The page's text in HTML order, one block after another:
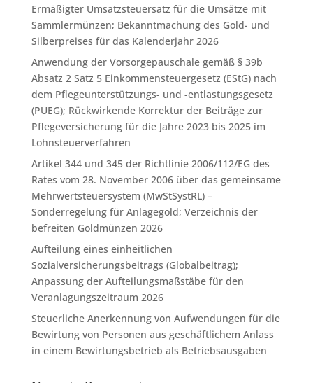
Ermäßigter Umsatzsteuersatz für die Umsätze mit
Sammlermünzen; Bekanntmachung des Gold- und
Silberpreises für das Kalenderjahr 2026
Anwendung der Vorsorgepauschale gemäß § 39b
Absatz 2 Satz 5 Einkommensteuergesetz (EStG) nach
dem Pflegeunterstützungs- und -entlastungsgesetz
(PUEG); Rückwirkende Korrektur der Beiträge zur
Pflegeversicherung für die Jahre 2023 bis 2025 im
Lohnsteuerverfahren
Artikel 344 und 345 der Richtlinie 2006/112/EG des
Rates vom 28. November 2006 über das gemeinsame
Mehrwertsteuersystem (MwStSystRL) –
Sonderregelung für Anlagegold; Verzeichnis der
befreiten Goldmünzen 2026
Aufteilung eines einheitlichen
Sozialversicherungsbeitrags (Globalbeitrag);
Anpassung der Aufteilungsmaßstäbe für den
Veranlagungszeitraum 2026
Steuerliche Anerkennung von Aufwendungen für die
Bewirtung von Personen aus geschäftlichem Anlass
in einem Bewirtungsbetrieb als Betriebsausgaben